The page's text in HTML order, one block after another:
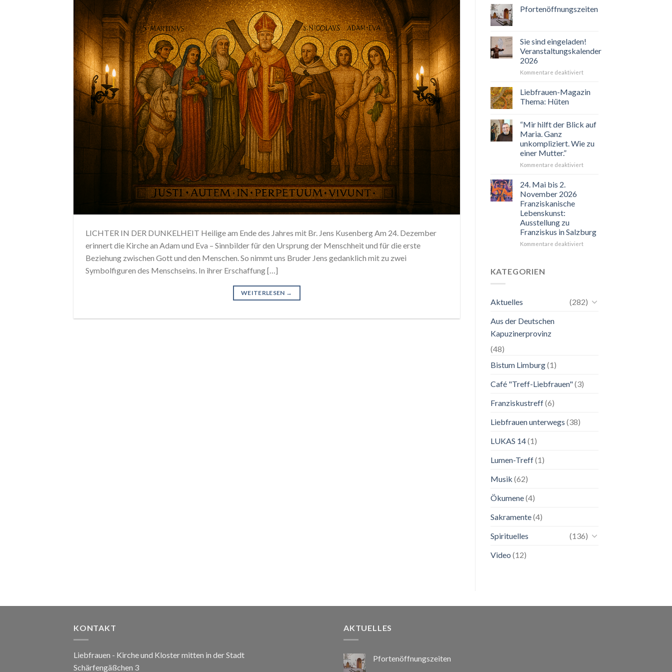
LICHTER IN DER DUNKELHEIT Heilige am Ende des Jahres mit Br. Jens Kusenberg Am 24. Dezember
erinnert die Kirche an Adam und Eva – Sinnbilder für den Ursprung der Menschheit und für die erste
Beziehung zwischen Gott und den Menschen. So nimmt uns Bruder Jens gedanklich mit zu zwei
Symbolfiguren des Menschseins. In ihrer Erschaffung […]
WEITERLESEN →
Pfortenöffnungszeiten
Sie sind eingeladen!
Veranstaltungskalender
2026
Kommentare deaktiviertfür
sind
Liebfrauen-Magazin
Thema: Hüten
“Mir hilft der Blick auf
Maria. Ganz
unkompliziert. Wie zu
einer Mutter.”
Kommentare deaktiviertfür
unkompliziert.
24. Mai bis 2.
November 2026
Franziskanische
Lebenskunst:
Ausstellung zu
Franziskus in Salzburg
Kommentare deaktiviertfür
Franziskanische
KATEGORIEN
Aktuelles
(282)
Aus der Deutschen
Kapuzinerprovinz
(48)
Bistum Limburg(1)
Café "Treff-Liebfrauen"(3)
Franziskustreff(6)
Liebfrauen unterwegs (38)
LUKAS 14(1)
Lumen-Treff(1)
Musik (62)
Ökumene(4)
Sakramente(4)
Spirituelles
(136)
Video (12)
KONTAKT
Liebfrauen - Kirche und Kloster mitten in der Stadt
Schärfengäßchen 3
AKTUELLES
Pfortenöffnungszeiten